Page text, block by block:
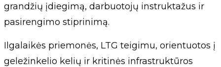
grandžių įdiegimą, darbuotojų instruktažus ir
pasirengimo stiprinimą.
Ilgalaikės priemonės, LTG teigimu, orientuotos į
geležinkelio kelių ir kritinės infrastruktūros